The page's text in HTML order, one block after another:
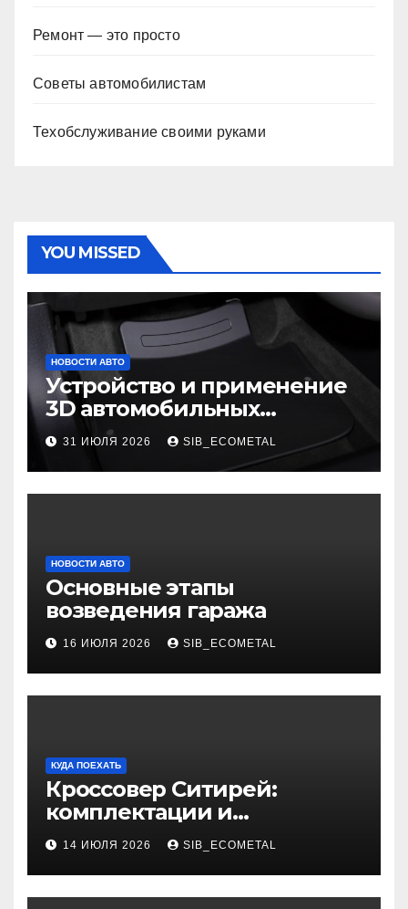
Ремонт — это просто
Советы автомобилистам
Техобслуживание своими руками
YOU MISSED
НОВОСТИ АВТО
Устройство и применение
3D автомобильных
ковриков
31 ИЮЛЯ 2026 SIB_ECOMETAL
НОВОСТИ АВТО
Основные этапы
возведения гаража
16 ИЮЛЯ 2026 SIB_ECOMETAL
КУДА ПОЕХАТЬ
Кроссовер Ситирей:
комплектации и
характеристики
14 ИЮЛЯ 2026 SIB_ECOMETAL